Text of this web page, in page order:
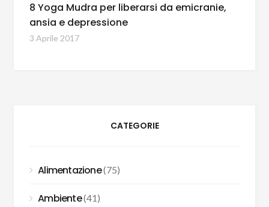
8 Yoga Mudra per liberarsi da emicranie,
ansia e depressione
3 Aprile 2017
CATEGORIE
Alimentazione(75)
Ambiente(41)